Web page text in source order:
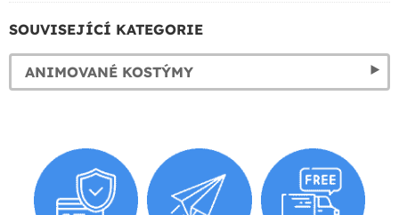
SOUVISEJÍCÍ KATEGORIE
ANIMOVANÉ KOSTÝMY